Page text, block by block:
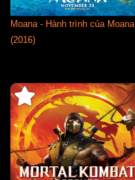
Moana - Hành trình của Moana
(2016)